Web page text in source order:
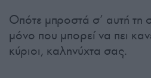
Οπότε μπροστά σ’ αυτή τη
μόνο που μπορεί να πει
κύριοι, καληνύχτα σας.